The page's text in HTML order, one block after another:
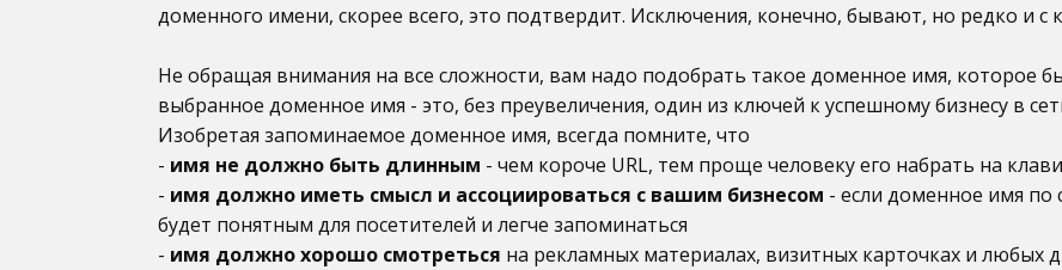
доменного имени, скорее всего, это подтвердит. Исключения, конечно, бывают, но редко и
Не обращая внимания на все сложности, вам надо подобрать такое доменное имя, которое
выбранное доменное имя - это, без преувеличения, один из ключей к успешному бизнесу в
Изобретая запоминаемое доменное имя, всегда помните, что
- имя не должно быть длинным - чем короче URL, тем проще человеку его набрать на
- имя должно иметь смысл и ассоциироваться с вашим бизнесом - если доменное имя по
будет понятным для посетителей и легче запоминаться
- имя должно хорошо смотреться на рекламных материалах, визитных карточках и любых